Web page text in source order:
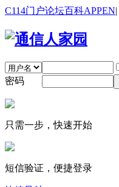
C114门户论坛百科APPEN|
密码
只需一步，快速开始
短信验证，便捷登录